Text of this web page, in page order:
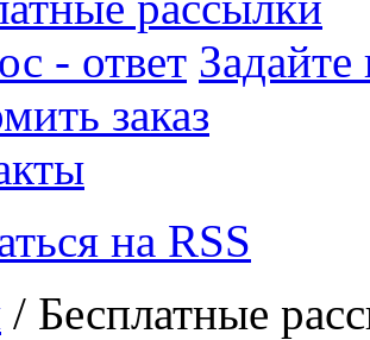
- ответ
заказ
на RSS
/ Бесплатные